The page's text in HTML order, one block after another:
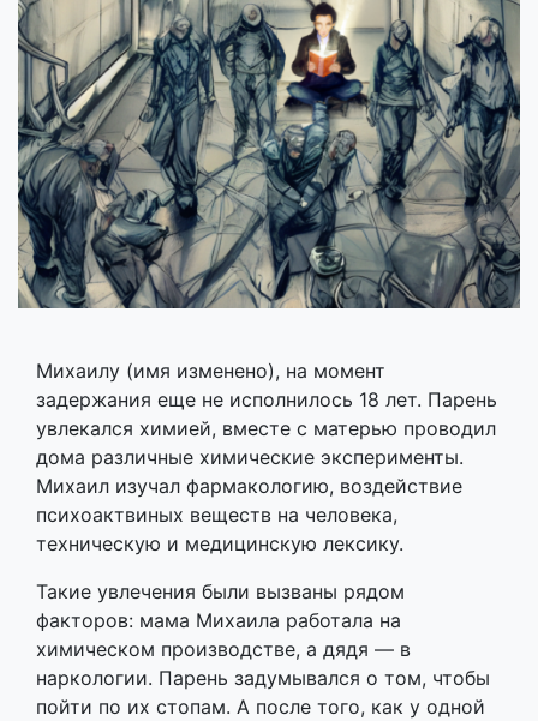
Михаилу (имя изменено), на момент
задержания еще не исполнилось 18 лет. Парень
увлекался химией, вместе с матерью проводил
дома различные химические эксперименты.
Михаил изучал фармакологию, воздействие
психоактвиных веществ на человека,
техническую и медицинскую лексику.
Такие увлечения были вызваны рядом
факторов: мама Михаила работала на
химическом производстве, а дядя — в
наркологии. Парень задумывался о том, чтобы
пойти по их стопам. А после того, как у одной